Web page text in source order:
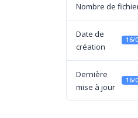
Nombre de
Date de
création
16/
Dernière
mise à jour
16/